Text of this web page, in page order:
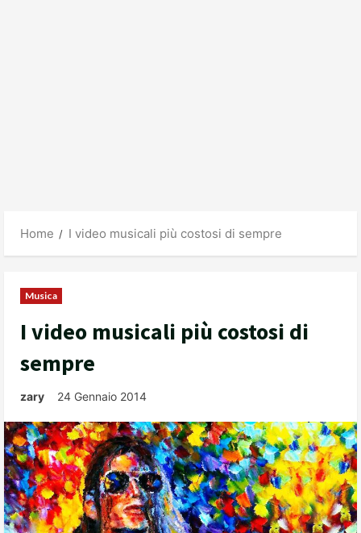
Home I video musicali più costosi di sempre
Musica
I video musicali più costosi di
sempre
zary 24 Gennaio 2014